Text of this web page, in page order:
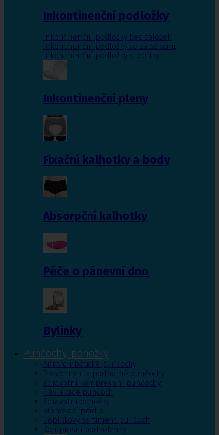
Inkontinenční podložky
Inkontinenční podložky bez záložek,
Inkontinenční podložky se záložkami,
Inkontinenční podložky s lepítky
Inkontinenční pleny
Fixační kalhotky a body
Absorpční kalhotky
Péče o pánevní dno
Bylinky
Punčochy, ponožky
Antitrombotické punčochy
Preventivní a podpůrné punčochy
Zdravotní kompresivní punčochy
Navlékače punčoch
Zdravotní ponožky
Stahovací prádlo
Doplňkový sortiment punčoch
Kompresní podkolenky